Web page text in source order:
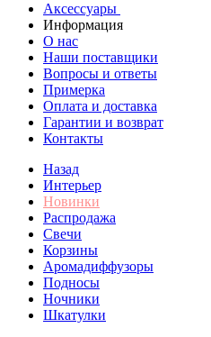
Аксессуары
Информация
О нас
Наши поставщики
Вопросы и ответы
Примерка
Оплата и доставка
Гарантии и возврат
Контакты
Назад
Интерьер
Новинки
Распродажа
Свечи
Корзины
Аромадиффузоры
Подносы
Ночники
Шкатулки